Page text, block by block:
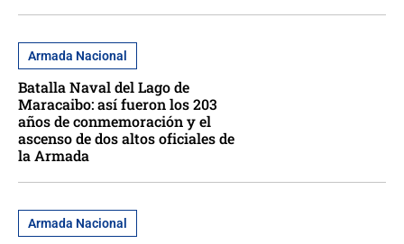
Armada Nacional
Batalla Naval del Lago de
Maracaibo: así fueron los 203
años de conmemoración y el
ascenso de dos altos oficiales de
la Armada
Armada Nacional